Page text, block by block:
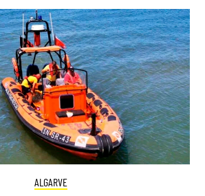
ALGARVE